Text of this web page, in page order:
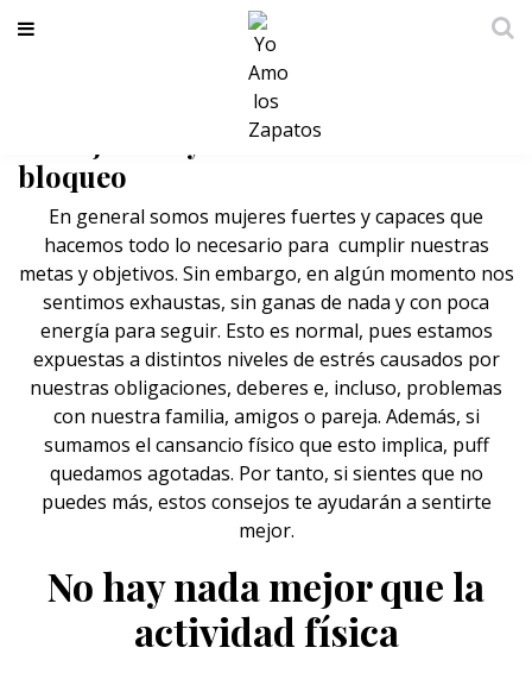
Si sientes que no puedes más, estos
consejos te ayudarán a salir del
bloqueo
En general somos mujeres fuertes y capaces que
hacemos todo lo necesario para cumplir nuestras
metas y objetivos. Sin embargo, en algún momento nos
sentimos exhaustas, sin ganas de nada y con poca
energía para seguir. Esto es normal, pues estamos
expuestas a distintos niveles de estrés causados por
nuestras obligaciones, deberes e, incluso, problemas
con nuestra familia, amigos o pareja. Además, si
sumamos el cansancio físico que esto implica, puff
quedamos agotadas. Por tanto, si sientes que no
puedes más, estos consejos te ayudarán a sentirte
mejor.
No hay nada mejor que la
actividad física